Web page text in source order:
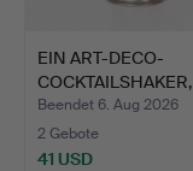
EIN ART-DECO-
COCKTAILSHAKER,
VERSILBERT.
Beendet 6. Aug 2026
2 Gebote
41 USD